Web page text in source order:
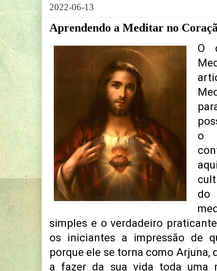
2022-06-13
Aprendendo a Meditar no
O
o
simples e o verdadeiro
os iniciantes a impressão de
porque ele se torna como Arjuna,
a fazer da sua vida toda uma